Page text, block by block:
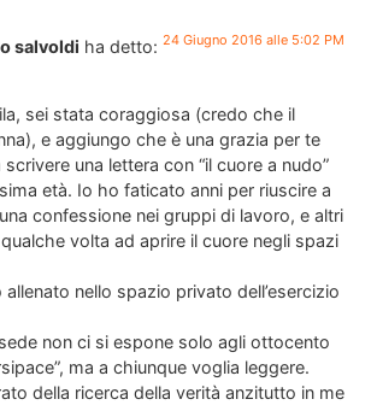
salvoldi ha detto: 24 Giugno 2016 alle 5:02 PM
sei stata coraggiosa (credo che il
e aggiungo che è una grazia per te
una lettera con “il cuore a nudo”
età. Io ho faticato anni per riuscire a
confessione nei gruppi di lavoro, e altri
volta ad aprire il cuore negli spazi
nello spazio privato dell’esercizio
non ci si espone solo agli ottocento
ma a chiunque voglia leggere.
della ricerca della verità anzitutto in me